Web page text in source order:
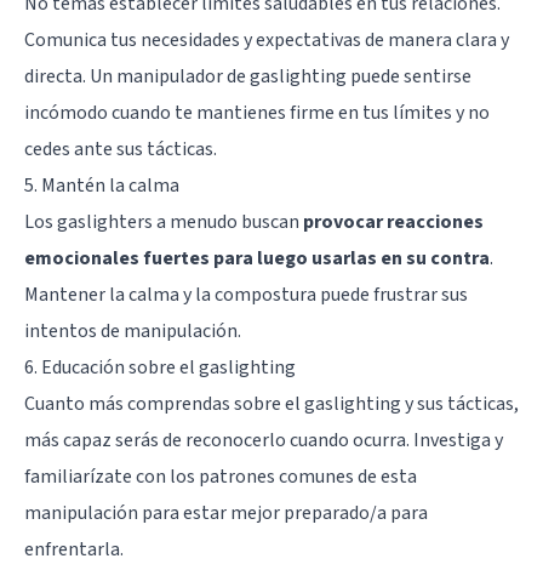
Comunica tus necesidades y expectativas de manera clara y
directa. Un manipulador de gaslighting puede sentirse
incómodo cuando te mantienes firme en tus límites y no
cedes ante sus tácticas.
5. Mantén la calma
Los gaslighters a menudo buscan provocar reacciones
emocionales fuertes para luego usarlas en su contra.
Mantener la calma y la compostura puede frustrar sus
intentos de manipulación.
6. Educación sobre el gaslighting
Cuanto más comprendas sobre el gaslighting y sus tácticas,
más capaz serás de reconocerlo cuando ocurra. Investiga y
familiarízate con los patrones comunes de esta
manipulación para estar mejor preparado/a para
enfrentarla.